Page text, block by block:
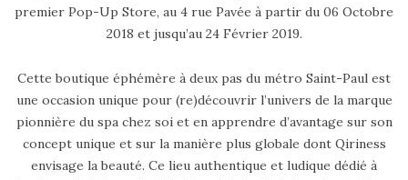
premier Pop-Up Store, au 4 rue Pavée à partir du 06 Octobre
2018 et jusqu’au 24 Février 2019.
Cette boutique éphémère à deux pas du métro Saint-Paul est
une occasion unique pour (re)découvrir l’univers de la marque
pionnière du spa chez soi et en apprendre d’avantage sur son
concept unique et sur la manière plus globale dont Qiriness
envisage la beauté. Ce lieu authentique et ludique dédié à